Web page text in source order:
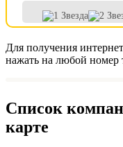
Для получения
нажать на любой номер
Список
карте